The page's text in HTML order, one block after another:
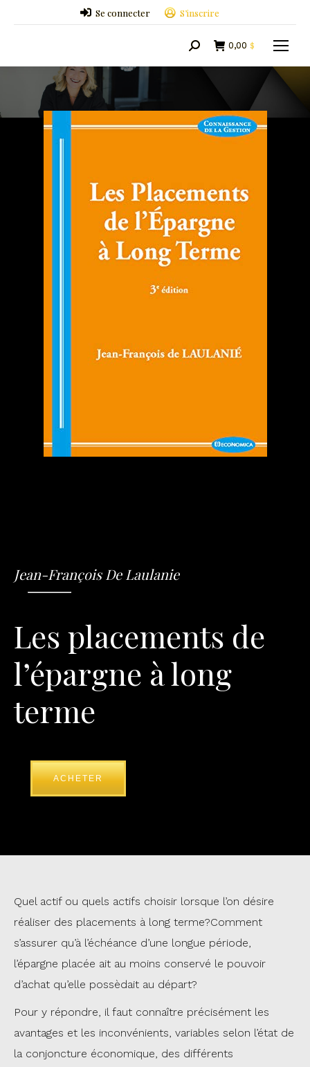
Se connecter S’inscrire
Search: 0,00 $
Jean-François De Laulanie
Les placements de
l’épargne à long
terme
ACHETER
Quel actif ou quels actifs choisir lorsque l’on désire
réaliser des placements à long terme?Comment
s’assurer qu’à l’échéance d’une longue période,
l’épargne placée ait au moins conservé le pouvoir
d’achat qu’elle possèdait au départ?
Pour y répondre, il faut connaître précisément les
avantages et les inconvénients, variables selon l’état de
la conjoncture économique, des différents